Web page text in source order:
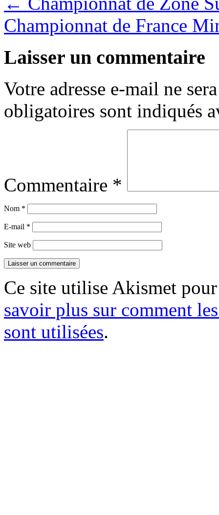
Championnat de France
Laisser un commentaire
Votre adresse e-mail ne
obligatoires sont indiqués
Commentaire *
Nom *
E-mail *
Site web
Ce site utilise Akismet
savoir plus sur comment
sont utilisées.